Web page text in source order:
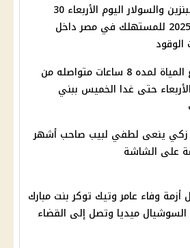
سعر البنزين والسولار اليوم الأربعاء 30
يوليو 2025 للمستهلك في مصر داخل
انقطاع المياة لمده 8 ساعات متواصله من
حتى غدا الخميس ببني
ينعى لطفي لبيب صاحب أشهر
على الشاشة
أزمة وفاء عامر وتيك توكر بنت مبارك
ميديا وتصل إلى القضاء